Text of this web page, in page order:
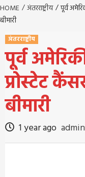
HOME अंतरराष्ट्रीय
पूर्व
बीमारी
अंतरराष्ट्रीय
पूर्व
प्रोस्टेट
बीमारी
1 year ago admin